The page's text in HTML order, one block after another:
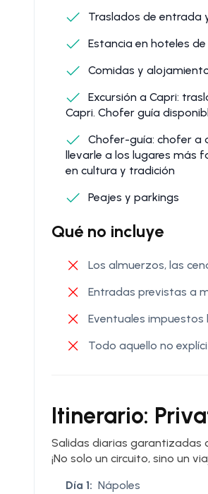
Traslados de entrada
Estancia en hoteles
Comidas y
Excursión a Capri:
Capri. Chofer guía
Chofer-guía: chofer a
llevarle a los lugares más
en cultura y tradición
Peajes y parkings
Qué no incluye
Los almuerzos, las
Entradas previstas a
Eventuales impuestos
Todo aquello no
Itinerario:
Salidas diarias garantizadas
¡No solo un circuito, sino un
Día 1: Nápoles